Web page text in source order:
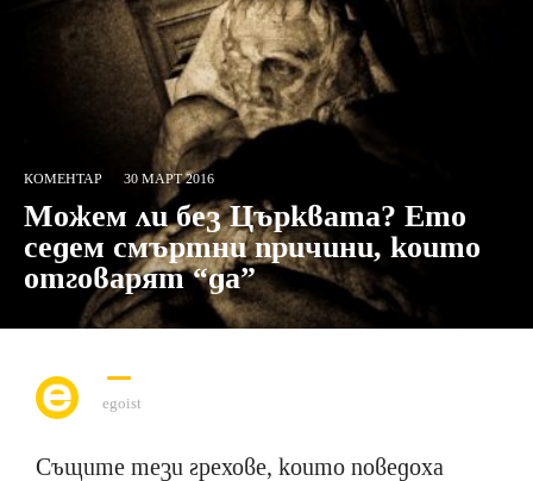
КОМЕНТАР 30 МАРТ 2016
Можем ли без Църквата? Ето
седем смъртни причини, които
отговарят “да”
egoist
Същите тези грехове, които поведоха